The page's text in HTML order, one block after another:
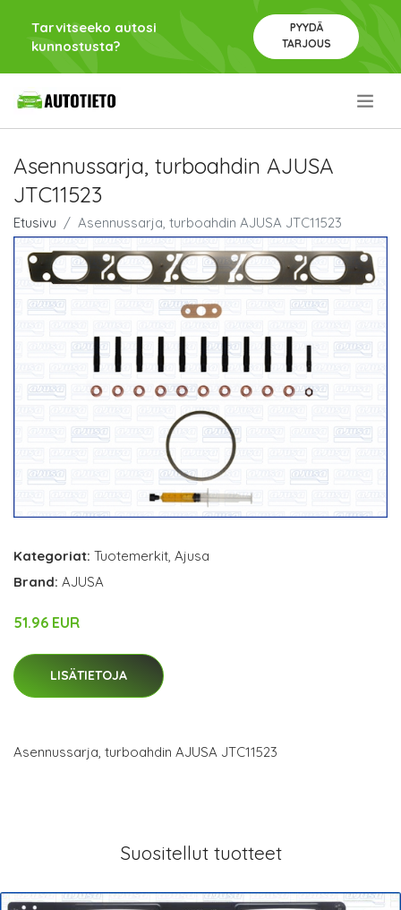
Tarvitseeko autosi
kunnostusta?
PYYDÄ
TARJOUS
Asennussarja, turboahdin AJUSA
JTC11523
Etusivu Asennussarja, turboahdin AJUSA JTC11523
Kategoriat: Tuotemerkit, Ajusa
Brand: AJUSA
51.96 EUR
LISÄTIETOJA
Asennussarja, turboahdin AJUSA JTC11523
Suositellut tuotteet